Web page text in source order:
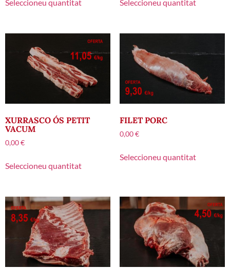
Seleccioneu quantitat Seleccioneu quantitat
XURRASCO ÓS PETIT
VACUM
0,00€
Seleccioneu quantitat
FILET PORC
0,00€
Seleccioneu quantitat